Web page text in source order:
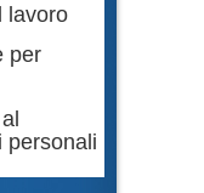
lavoro
per
personali